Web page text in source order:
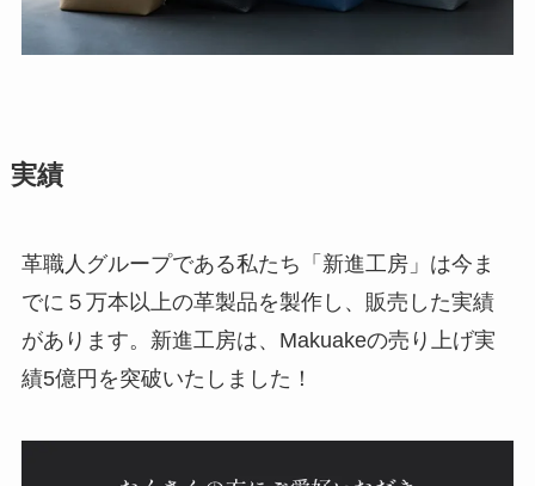
実績
革職人グループである私たち「新進工房」は今ま
でに５万本以上の革製品を製作し、販売した実績
があります。新進工房は、Makuakeの売り上げ実
績5億円を突破いたしました！